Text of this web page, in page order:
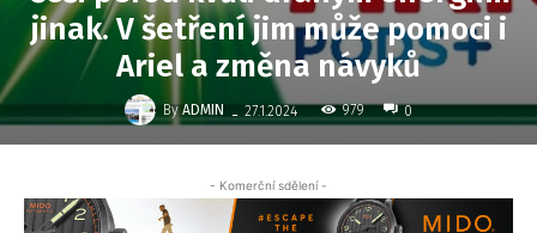
jinak. V šetření jim může pomoci i
Ariel a změna návyků
By ADMIN - 27.1.2024 979 0
- Komerční sdělení -